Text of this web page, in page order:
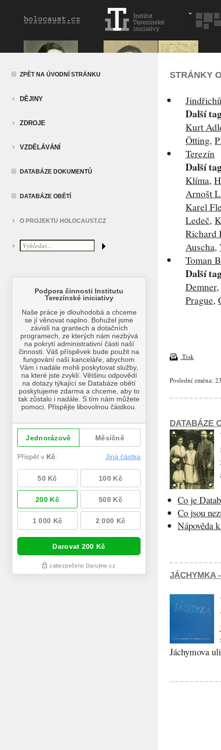
ZPĚT NA ÚVODNÍ STRÁNKU
DĚJINY
ZDROJE
VZDĚLÁVÁNÍ
DATABÁZE DOKUMENTŮ
DATABÁZE OBĚTÍ
O PROJEKTU HOLOCAUST.CZ
STRÁNKY
Další
Kurt
Ötting,
Terezín
Další
Klíma,
Arnošt
Karel
Ledeč,
Richard
Auscha,
Toman
Další
Demner,
Prague,
Tisk
Poslední změna:
DATABÁZE
Co je
Co jsou
Nápověda
JÁCHYMKA
Jáchymova